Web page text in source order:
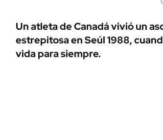
Un atleta de Canadá vivió un
estrepitosa en Seúl 1988,
vida para siempre.